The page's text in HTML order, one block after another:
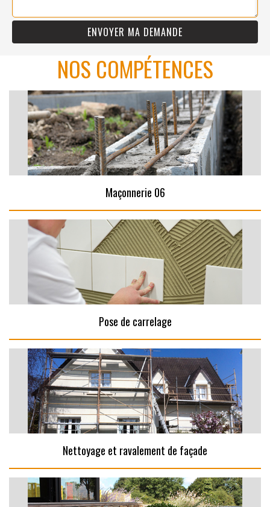
NOS COMPÉTENCES
Maçonnerie 06
Pose de carrelage
Nettoyage et ravalement de façade